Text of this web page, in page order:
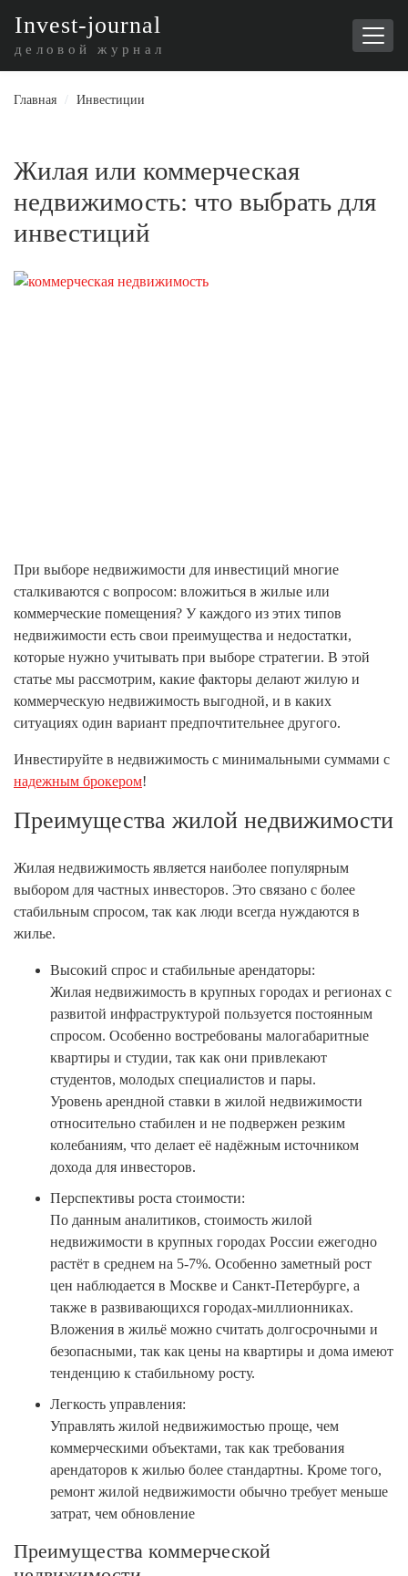
Invest-journal
деловой журнал
Главная / Инвестиции
Жилая или коммерческая
недвижимость: что выбрать для
инвестиций
При выборе недвижимости для инвестиций многие
сталкиваются с вопросом: вложиться в жилые или
коммерческие помещения? У каждого из этих типов
недвижимости есть свои преимущества и недостатки,
которые нужно учитывать при выборе стратегии. В этой
статье мы рассмотрим, какие факторы делают жилую и
коммерческую недвижимость выгодной, и в каких
ситуациях один вариант предпочтительнее другого.
Инвестируйте в недвижимость с минимальными суммами с
надежным брокером!
Преимущества жилой недвижимости
Жилая недвижимость является наиболее популярным
выбором для частных инвесторов. Это связано с более
стабильным спросом, так как люди всегда нуждаются в
жилье.
Высокий спрос и стабильные арендаторы:
Жилая недвижимость в крупных городах и регионах с
развитой инфраструктурой пользуется постоянным
спросом. Особенно востребованы малогабаритные
квартиры и студии, так как они привлекают
студентов, молодых специалистов и пары.
Уровень арендной ставки в жилой недвижимости
относительно стабилен и не подвержен резким
колебаниям, что делает её надёжным источником
дохода для инвесторов.
Перспективы роста стоимости:
По данным аналитиков, стоимость жилой
недвижимости в крупных городах России ежегодно
растёт в среднем на 5-7%. Особенно заметный рост
цен наблюдается в Москве и Санкт-Петербурге, а
также в развивающихся городах-миллионниках.
Вложения в жильё можно считать долгосрочными и
безопасными, так как цены на квартиры и дома имеют
тенденцию к стабильному росту.
Легкость управления:
Управлять жилой недвижимостью проще, чем
коммерческими объектами, так как требования
арендаторов к жилью более стандартны. Кроме того,
ремонт жилой недвижимости обычно требует меньше
затрат, чем обновление
Преимущества коммерческой